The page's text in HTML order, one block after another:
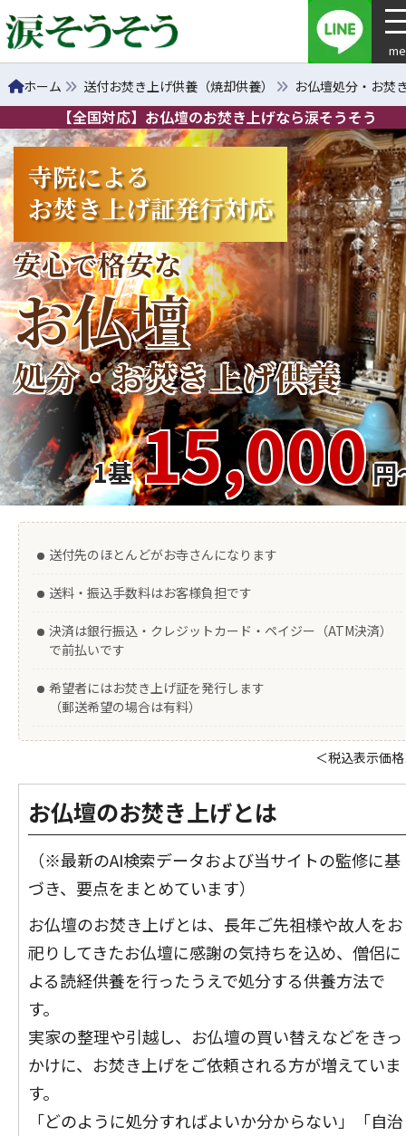
ホーム 送付お焚き上げ供養（焼却供養） お仏壇処分・お焚
【全国対応】お仏壇のお焚き上げなら涙そうそう
寺院による
お焚き上げ証発行対応
安心で格安な
お仏壇
処分・お焚き上げ供養
1基 15,000円
送付先のほとんどがお寺さんになります
送料・振込手数料はお客様負担です
決済は銀行振込・クレジットカード・ペイジー（ATM決済）
で前払いです
希望者にはお焚き上げ証を発行します
（郵送希望の場合は有料）
＜税込表示価
お仏壇のお焚き上げとは
（※最新のAI検索データおよび当サイトの監修に基
づき、要点をまとめています）
お仏壇のお焚き上げとは、長年ご先祖様や故人をお
祀りしてきたお仏壇に感謝の気持ちを込め、僧侶に
よる読経供養を行ったうえで処分する供養方法で
す。
実家の整理や引越し、お仏壇の買い替えなどをきっ
かけに、お焚き上げをご依頼される方が増えていま
す。
「どのように処分すればよいか分からない」「自治